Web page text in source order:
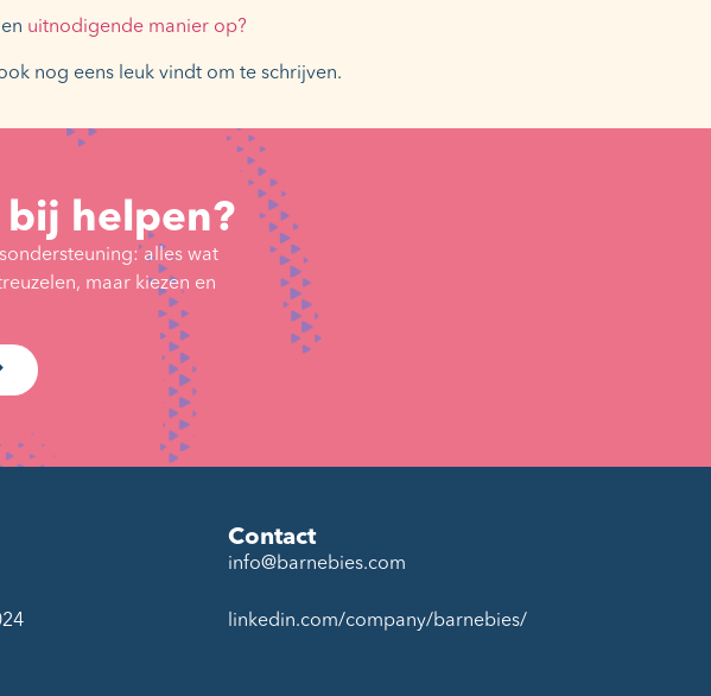
uitnodigende manier op?
nog eens leuk vindt om te schrijven.
bij helpen?
alles wat
maar kiezen en
Contact
info@barnebies.com
linkedin.com/company/barnebies/